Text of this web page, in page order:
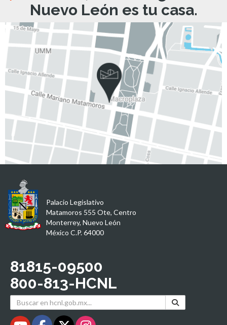
Nuevo León es tu casa.
Palacio Legislativo
Matamoros 555 Ote, Centro
Monterrey, Nuevo León
México C.P. 64000
81815-09500
800-813-HCNL